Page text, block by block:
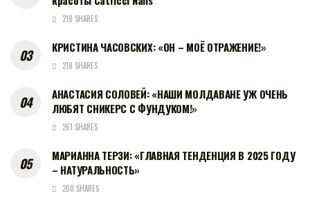
218 SHARES
КРИСТИНА ЧАСОВСКИХ: «ОН – МОЁ ОТРАЖЕНИЕ!»
218 SHARES
АНАСТАСИЯ СОЛОВЕЙ: «НАШИ МОЛДАВАНЕ УЖ ОЧЕНЬ
ЛЮБЯТ СНИКЕРС С ФУНДУКОМ!»
261 SHARES
МАРИАННА ТЕРЗИ: «ГЛАВНАЯ ТЕНДЕНЦИЯ В 2025 ГОДУ
– НАТУРАЛЬНОСТЬ»
200 SHARES